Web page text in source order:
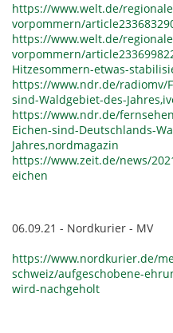
https://www.welt.de/
vorpommern/
https://www.welt.de/
vorpommern/
Hitzesommern-etwas-
https://www.ndr.de/radiomv/
sind-Waldgebiet-des-
https://www.ndr.de/
Eichen-sind-Deutschlands-
Jahres,nordmagazin
https://www.zeit.de/news/
eichen
06.09.21 - Nordkurier - MV
https://www.nordkurier.de/
schweiz/aufgeschobene-
wird-nachgeholt